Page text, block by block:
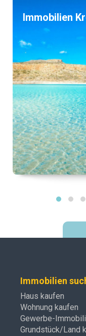
Immobilien
Immobilien
Haus kaufen
Wohnung kaufen
Gewerbe-
Grundstück/Land